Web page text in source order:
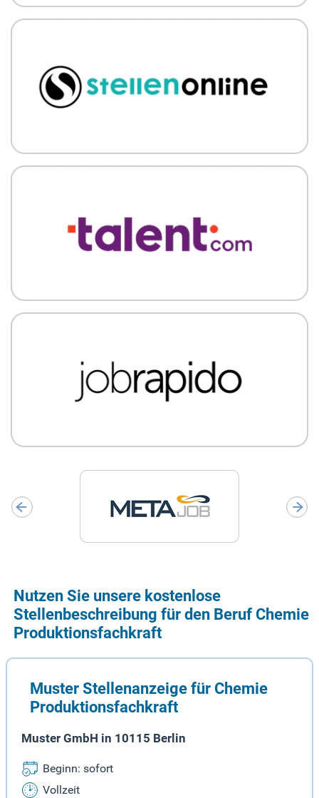
Nutzen Sie unsere kostenlose
Stellenbeschreibung für den Beruf Chemie
Produktionsfachkraft
Muster Stellenanzeige für Chemie
Produktionsfachkraft
Muster GmbH in 10115 Berlin
Beginn: sofort
Vollzeit